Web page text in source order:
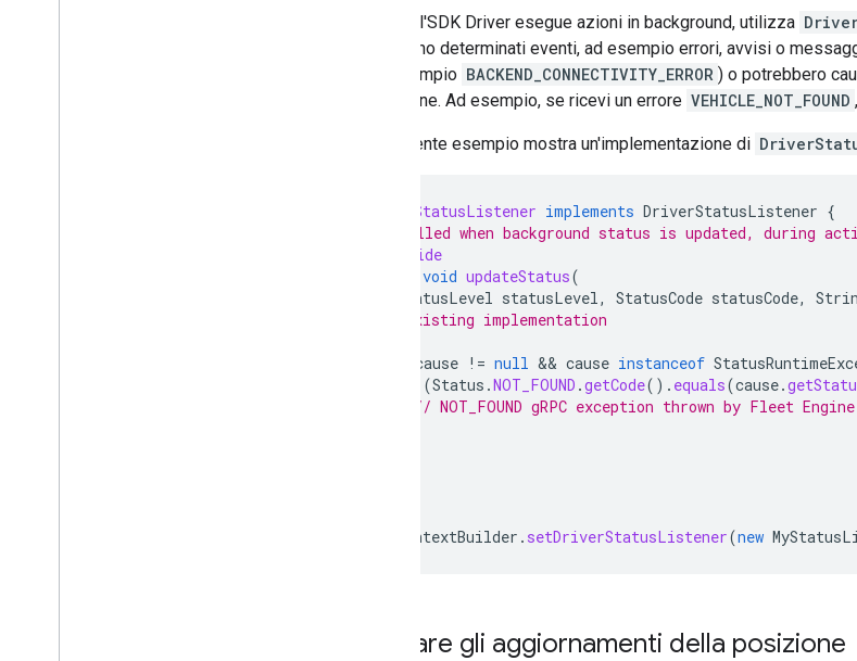
Poiché l'SDK Driver esegue azioni in background, utilizza
verificano determinati eventi, ad esempio errori, avvisi o
(ad esempio BACKEND_CONNECTIVITY_ERROR ) o potrebbero
posizione. Ad esempio, se ricevi un errore VEHICLE_NOT_FOUND
Il seguente esempio mostra un'implementazione di
MyStatusListener implements DriverStatusListener {
/** Called when background status is updated, during
@Override
void updateStatus(
StatusLevel statusLevel, StatusCode statusCode,
// Existing implementation
cause != null && cause instanceof
(Status .NOT_FOUND .getCode(). equals(cause.
// NOT_FOUND gRPC exception thrown by Fleet
DriverContextBuilder . setDriverStatusListener(new
Attivare gli aggiornamenti della posizione